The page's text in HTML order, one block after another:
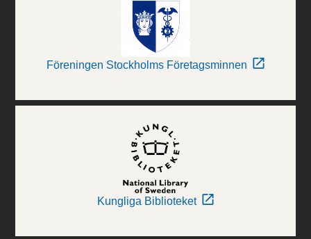
Föreningen Stockholms Företagsminnen
Kungliga Biblioteket